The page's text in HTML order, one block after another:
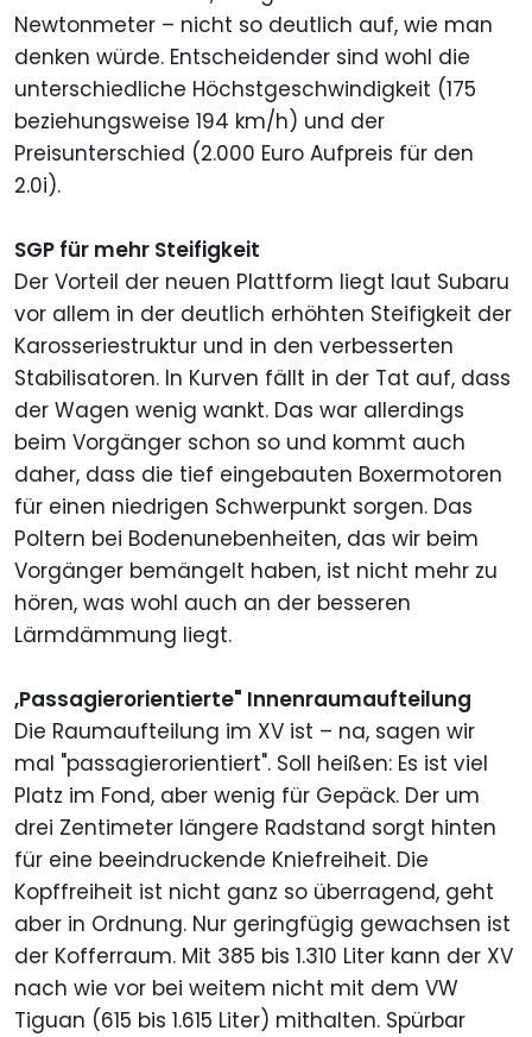
Newtonmeter – nicht so deutlich auf, wie man
denken würde. Entscheidender sind wohl die
unterschiedliche Höchstgeschwindigkeit (175
beziehungsweise 194 km/h) und der
Preisunterschied (2.000 Euro Aufpreis für den
2.0i).
SGP für mehr Steifigkeit
Der Vorteil der neuen Plattform liegt laut Subaru
vor allem in der deutlich erhöhten Steifigkeit der
Karosseriestruktur und in den verbesserten
Stabilisatoren. In Kurven fällt in der Tat auf, dass
der Wagen wenig wankt. Das war allerdings
beim Vorgänger schon so und kommt auch
daher, dass die tief eingebauten Boxermotoren
für einen niedrigen Schwerpunkt sorgen. Das
Poltern bei Bodenunebenheiten, das wir beim
Vorgänger bemängelt haben, ist nicht mehr zu
hören, was wohl auch an der besseren
Lärmdämmung liegt.
,Passagierorientierte" Innenraumaufteilung
Die Raumaufteilung im XV ist – na, sagen wir
mal "passagierorientiert". Soll heißen: Es ist viel
Platz im Fond, aber wenig für Gepäck. Der um
drei Zentimeter längere Radstand sorgt hinten
für eine beeindruckende Kniefreiheit. Die
Kopffreiheit ist nicht ganz so überragend, geht
aber in Ordnung. Nur geringfügig gewachsen ist
der Kofferraum. Mit 385 bis 1.310 Liter kann der XV
nach wie vor bei weitem nicht mit dem VW
Tiguan (615 bis 1.615 Liter) mithalten. Spürbar